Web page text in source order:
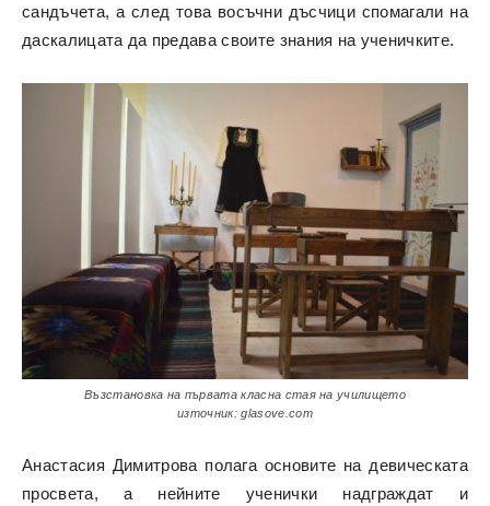
сандъчета, а след това восъчни дъсчици спомагали на
даскалицата да предава своите знания на ученичките.
Възстановка на първата класна стая на училището
източник: glasove.com
Анастасия Димитрова полага основите на девическата
просвета, а нейните ученички надграждат и